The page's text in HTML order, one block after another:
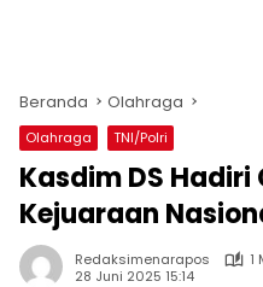
Beranda Olahraga
Olahraga TNI/Polri
Kasdim DS
Kejuaraan
Redaksimenarapos
1
28 Juni 2025 15:14